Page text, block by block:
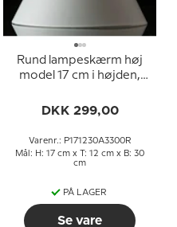
Rund lampeskærm høj
model 17 cm i højden,
DKK 299,00
Varenr.: P171230A3300R
Mål: H: 17 cm x T: 12 cm x B: 30
cm
PÅ LAGER
Se vare